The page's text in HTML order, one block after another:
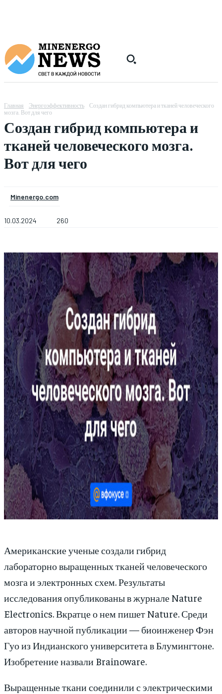
Главная Энергоэффективность
Создан гибрид компьютера и тканей человеческого
мозга. Вот для чего
Создан гибрид компьютера и
тканей человеческого мозга.
Вот для чего
Minenergo.com
10.03.2024 260
Американские ученые создали гибрид
лабораторно выращенных тканей человеческого
мозга и электронных схем. Результаты
исследования опубликованы в журнале Nature
Electronics. Вкратце о нем пишет Nature. Среди
авторов научной публикации — биоинженер Фэн
Гуо из Индианского университета в Блумингтоне.
Изобретение назвали Brainoware.
Выращенные ткани соединили с электрическими